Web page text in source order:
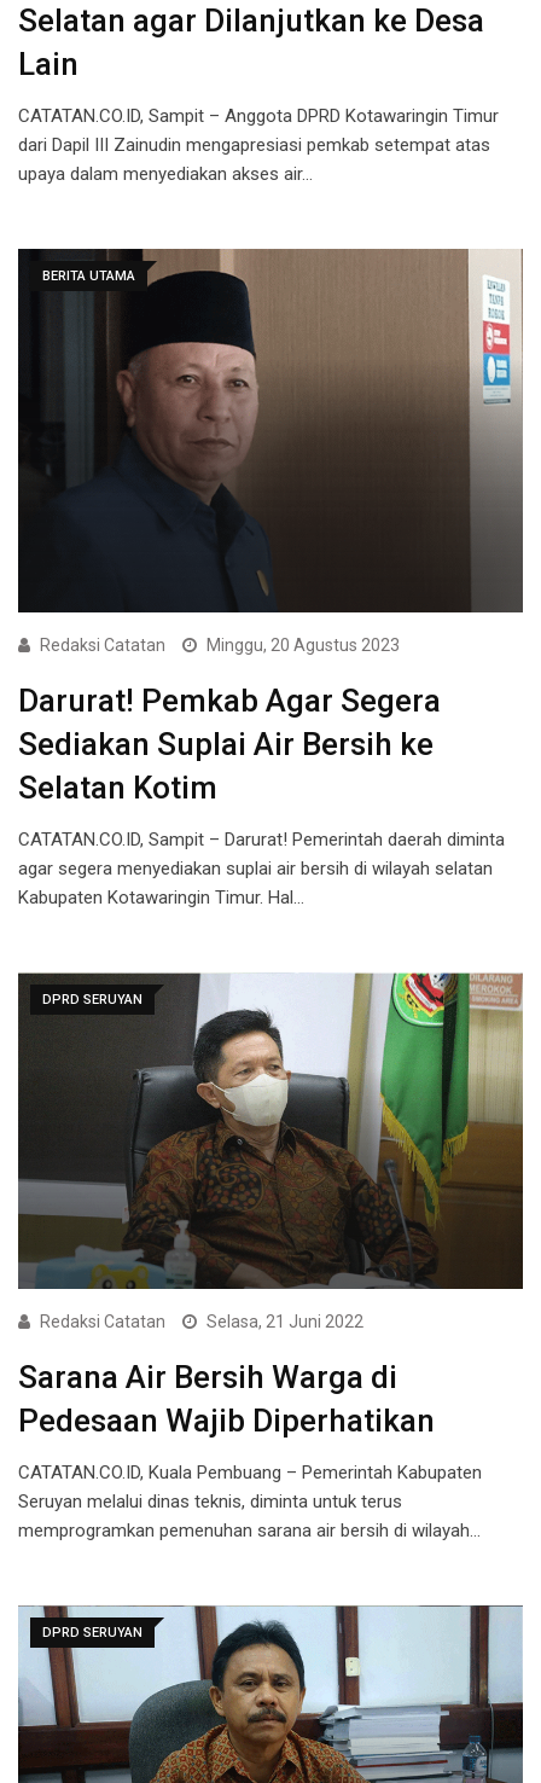
Selatan agar Dilanjutkan ke Desa
Lain
CATATAN.CO.ID, Sampit – Anggota DPRD Kotawaringin Timur
dari Dapil III Zainudin mengapresiasi pemkab setempat atas
upaya dalam menyediakan akses air…
BERITA UTAMA
Redaksi Catatan Minggu, 20 Agustus 2023
Darurat! Pemkab Agar Segera
Sediakan Suplai Air Bersih ke
Selatan Kotim
CATATAN.CO.ID, Sampit – Darurat! Pemerintah daerah diminta
agar segera menyediakan suplai air bersih di wilayah selatan
Kabupaten Kotawaringin Timur. Hal…
DPRD SERUYAN
Redaksi Catatan Selasa, 21 Juni 2022
Sarana Air Bersih Warga di
Pedesaan Wajib Diperhatikan
CATATAN.CO.ID, Kuala Pembuang – Pemerintah Kabupaten
Seruyan melalui dinas teknis, diminta untuk terus
memprogramkan pemenuhan sarana air bersih di wilayah…
DPRD SERUYAN